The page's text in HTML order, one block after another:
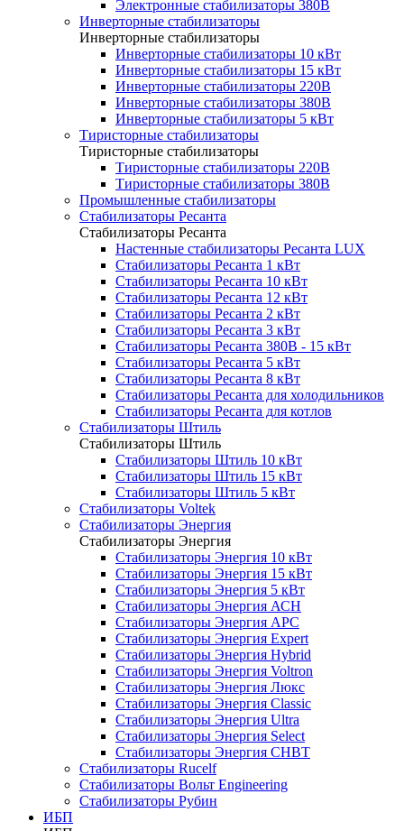
Электронные стабилизаторы 380В
Инверторные стабилизаторы
Инверторные стабилизаторы
Инверторные стабилизаторы 10 кВт
Инверторные стабилизаторы 15 кВт
Инверторные стабилизаторы 220В
Инверторные стабилизаторы 380В
Инверторные стабилизаторы 5 кВт
Тиристорные стабилизаторы
Тиристорные стабилизаторы
Тиристорные стабилизаторы 220В
Тиристорные стабилизаторы 380В
Промышленные стабилизаторы
Стабилизаторы Ресанта
Стабилизаторы Ресанта
Настенные стабилизаторы Ресанта LUX
Стабилизаторы Ресанта 1 кВт
Стабилизаторы Ресанта 10 кВт
Стабилизаторы Ресанта 12 кВт
Стабилизаторы Ресанта 2 кВт
Стабилизаторы Ресанта 3 кВт
Стабилизаторы Ресанта 380В - 15 кВт
Стабилизаторы Ресанта 5 кВт
Стабилизаторы Ресанта 8 кВт
Стабилизаторы Ресанта для холодильников
Стабилизаторы Ресанта для котлов
Стабилизаторы Штиль
Стабилизаторы Штиль
Стабилизаторы Штиль 10 кВт
Стабилизаторы Штиль 15 кВт
Стабилизаторы Штиль 5 кВт
Стабилизаторы Voltek
Стабилизаторы Энергия
Стабилизаторы Энергия
Стабилизаторы Энергия 10 кВт
Стабилизаторы Энергия 15 кВт
Стабилизаторы Энергия 5 кВт
Стабилизаторы Энергия АСН
Стабилизаторы Энергия АРС
Стабилизаторы Энергия Expert
Стабилизаторы Энергия Hybrid
Стабилизаторы Энергия Voltron
Стабилизаторы Энергия Люкс
Стабилизаторы Энергия Classic
Стабилизаторы Энергия Ultra
Стабилизаторы Энергия Select
Стабилизаторы Энергия СНВТ
Стабилизаторы Rucelf
Стабилизаторы Вольт Engineering
Стабилизаторы Рубин
ИБП